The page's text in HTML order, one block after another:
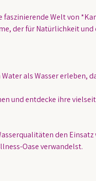
Welt von
der für Natürlichkeit
als Wasser erleben,
und entdecke ihre
den
Oase verwandelst.